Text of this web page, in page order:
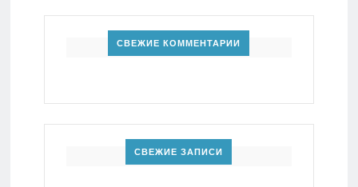
СВЕЖИЕ КОММЕНТАРИИ
СВЕЖИЕ ЗАПИСИ